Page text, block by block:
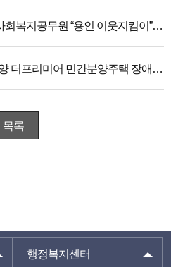
용인시 명예 사회복지공무원 “용인 이웃지킴이” 모집공고
e편한세상 계양 더프리미어 민간분양주택 장애인 특별공급
목록
행정복지센터